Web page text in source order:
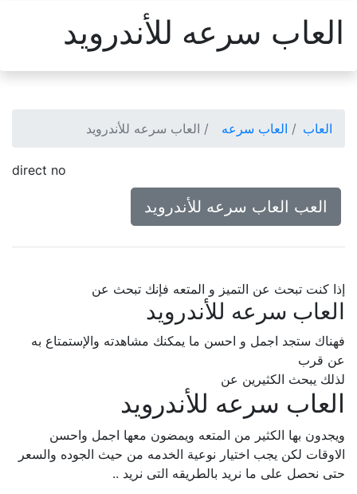
العاب سرعه للأندرويد
العاب العاب سرعه العاب سرعه للأندرويد
direct no
العب العاب سرعه للأندرويد
إذا كنت تبحث عن التميز و المتعه فإنك تبحث عن
العاب سرعه للأندرويد
فهناك ستجد اجمل و احسن ما يمكنك مشاهدته والإستمتاع به
عن قرب
لذلك يبحث الكثيرين عن
العاب سرعه للأندرويد
ويجدون بها الكثير من المتعه ويمضون معها اجمل واحسن
الاوقات لكن يجب اختيار نوعية الخدمه من حيث الجوده والسعر
حتى نحصل على ما نريد بالطريقه التى نريد ..